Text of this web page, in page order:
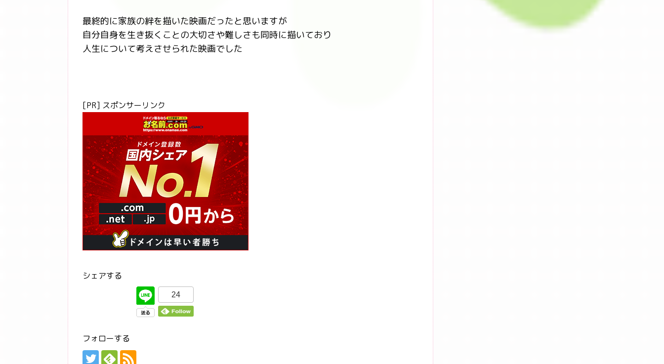
最終的に家族の絆を描いた映画だったと思いますが
自分自身を生き抜くことの大切さや難しさも同時に描いており
人生について考えさせられた映画でした
[PR] スポンサーリンク
シェアする
24
フォローする